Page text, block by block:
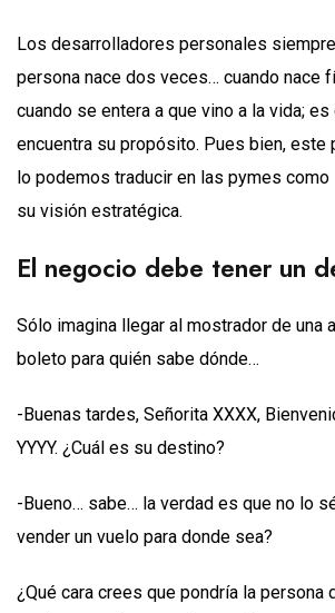
Los desarrolladores personales
persona nace dos veces… cuando nace
cuando se entera a que vino a la vida; es
encuentra su propósito. Pues bien,
lo podemos traducir en las pymes como
su visión estratégica.
El negocio debe tener un
Sólo imagina llegar al mostrador de una
boleto para quién sabe dónde…
-Buenas tardes, Señorita XXXX,
YYYY. ¿Cuál es su destino?
-Bueno… sabe… la verdad es que no lo
vender un vuelo para donde sea?
¿Qué cara crees que pondría la persona